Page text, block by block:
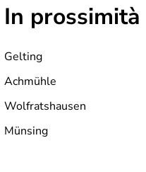
In prossimità
Gelting
Achmühle
Wolfratshausen
Münsing